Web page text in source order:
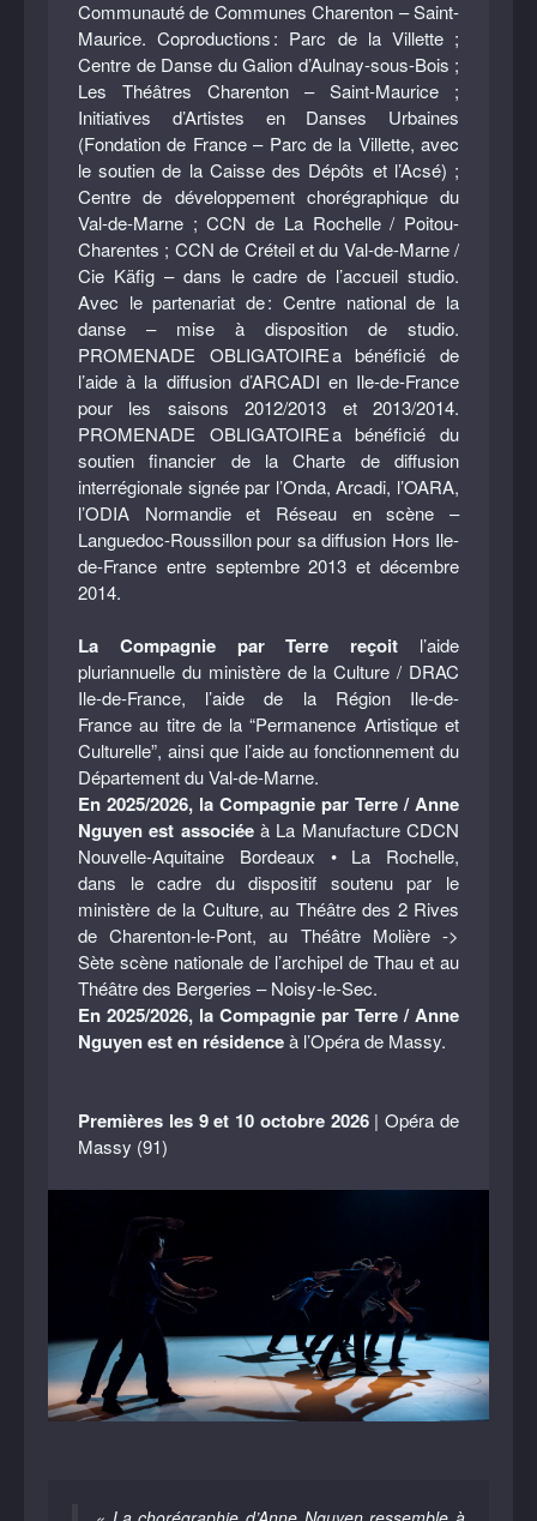
Communauté de Communes Charenton – Saint-
Maurice. Coproductions : Parc de la Villette ;
Centre de Danse du Galion d’Aulnay-sous-Bois ;
Les Théâtres Charenton – Saint-Maurice ;
Initiatives d’Artistes en Danses Urbaines
(Fondation de France – Parc de la Villette, avec
le soutien de la Caisse des Dépôts et l’Acsé) ;
Centre de développement chorégraphique du
Val-de-Marne ; CCN de La Rochelle / Poitou-
Charentes ; CCN de Créteil et du Val-de-Marne /
Cie Käfig – dans le cadre de l’accueil studio.
Avec le partenariat de : Centre national de la
danse – mise à disposition de studio.
PROMENADE OBLIGATOIRE a bénéficié de
l’aide à la diffusion d’ARCADI en Ile-de-France
pour les saisons 2012/2013 et 2013/2014.
PROMENADE OBLIGATOIRE a bénéficié du
soutien financier de la Charte de diffusion
interrégionale signée par l’Onda, Arcadi, l’OARA,
l’ODIA Normandie et Réseau en scène –
Languedoc-Roussillon pour sa diffusion Hors Ile-
de-France entre septembre 2013 et décembre
2014.
La Compagnie par Terre reçoit l’aide
pluriannuelle du ministère de la Culture / DRAC
Ile-de-France, l’aide de la Région Ile-de-
France au titre de la “Permanence Artistique et
Culturelle”, ainsi que l’aide au fonctionnement du
Département du Val-de-Marne.
En 2025/2026, la Compagnie par Terre / Anne
Nguyen est associéeà La Manufacture CDCN
Nouvelle-Aquitaine Bordeaux • La Rochelle,
dans le cadre du dispositif soutenu par le
ministère de la Culture, au Théâtre des 2 Rives
de Charenton-le-Pont, au Théâtre Molière ->
Sète scène nationale de l’archipel de Thau et au
Théâtre des Bergeries – Noisy-le-Sec.
En 2025/2026, la Compagnie par Terre / Anne
Nguyen est en résidenceà l’Opéra de Massy.
Premières les 9 et 10 octobre 2026| Opéra de
Massy (91)